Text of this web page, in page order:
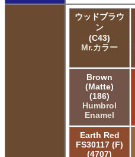
ウッドブラウ
ン
(C43)
Mr.カラー
Brown
(Matte)
(186)
Humbrol
Enamel
Earth Red
FS30117 (F)
(4707)